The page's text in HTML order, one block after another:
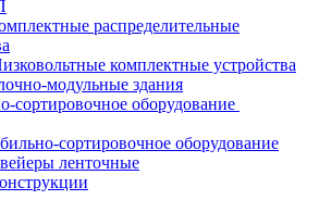
распределительные
комплектные устройства
модульные здания
сортировочное оборудование
сортировочное оборудование
ленточные